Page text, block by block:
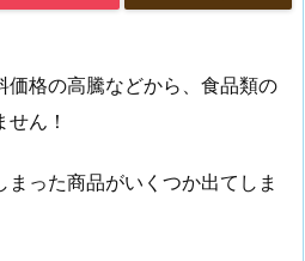
価格の高騰などから、食品類の
ん！
った商品がいくつか出てしま